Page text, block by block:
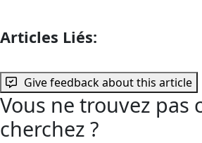
Articles Liés:
Give feedback about this article
Vous ne trouvez pas
cherchez ?